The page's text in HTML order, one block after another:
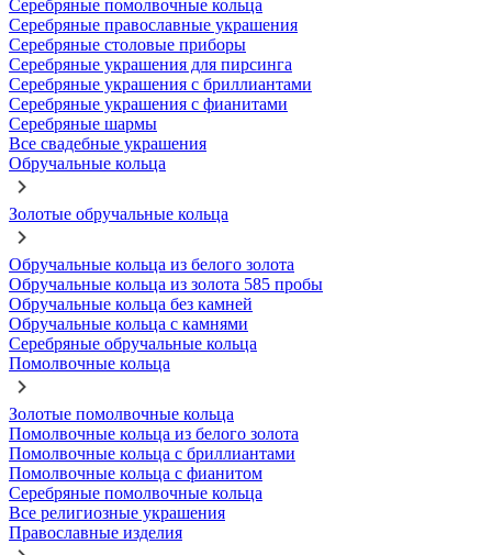
Серебряные помолвочные кольца
Серебряные православные украшения
Серебряные столовые приборы
Серебряные украшения для пирсинга
Серебряные украшения с бриллиантами
Серебряные украшения с фианитами
Серебряные шармы
Все свадебные украшения
Обручальные кольца
Золотые обручальные кольца
Обручальные кольца из белого золота
Обручальные кольца из золота 585 пробы
Обручальные кольца без камней
Обручальные кольца с камнями
Серебряные обручальные кольца
Помолвочные кольца
Золотые помолвочные кольца
Помолвочные кольца из белого золота
Помолвочные кольца с бриллиантами
Помолвочные кольца с фианитом
Серебряные помолвочные кольца
Все религиозные украшения
Православные изделия